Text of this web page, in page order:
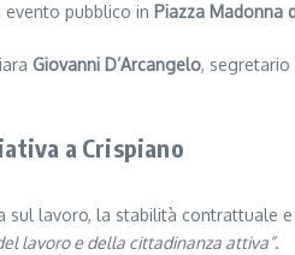
evento pubblico in Piazza Madonna
Giovanni D’Arcangelo,
a Crispiano
lavoro, la stabilità contrattuale
lavoro e della cittadinanza attiva”.